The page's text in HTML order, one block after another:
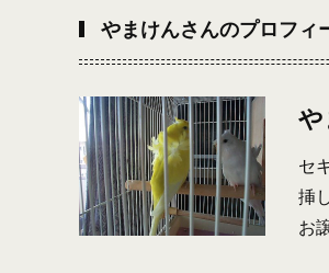
やまけんさんのプロフィ
セ
挿
お